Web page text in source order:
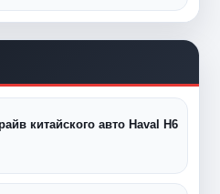
китайского авто Haval H6